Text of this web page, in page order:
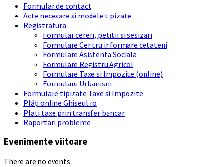
Formular de contact
Acte necesare si modele tipizate
Registratura
Formular cereri, petitii si sesizari
Formulare Centru informare cetateni
Formulare Asistenta Sociala
Formulare Registru Agricol
Formulare Taxe si Impozite (online)
Formulare Urbanism
Formulare tipizate Taxe si Impozite
Plăți online Ghiseul.ro
Plati taxe prin transfer bancar
Raportari probleme
Evenimente viitoare
There are no events